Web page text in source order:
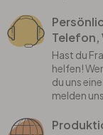
Telefon,
Hast du
helfen!
du uns
melden